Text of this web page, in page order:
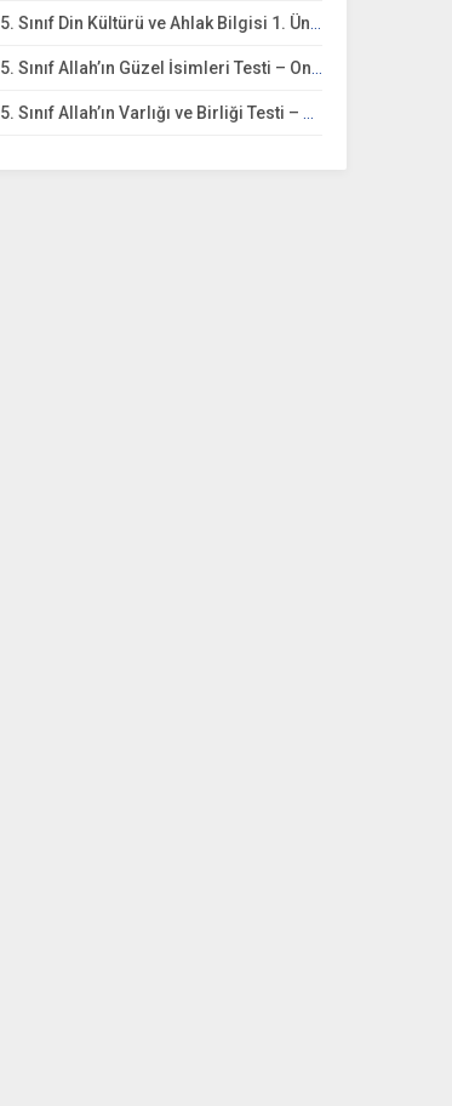
5. Sınıf Din Kültürü ve Ahlak Bilgisi 1. Ünite: Allah İnancı Çalışmaları
5. Sınıf Allah’ın Güzel İsimleri Testi – Online Çöz
5. Sınıf Allah’ın Varlığı ve Birliği Testi – Online Çöz